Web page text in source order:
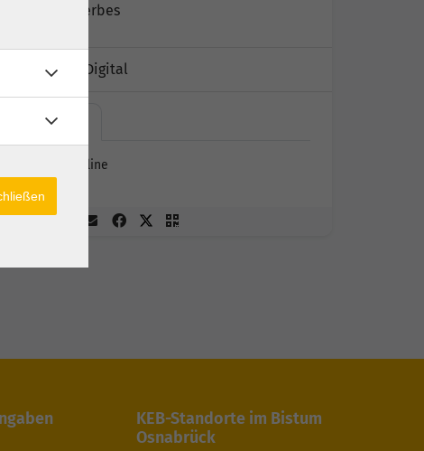
Esther Gerbes
Kursort: Digital
zoom -…
zoom - online
KEB-Standorte im Bistum
Osnabrück